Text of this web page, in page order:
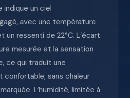
un ciel
avec une température
un ressenti de 22°C. L’écart
mesurée et la sensation
ce qui traduit une
sans chaleur
L’humidité, limitée à